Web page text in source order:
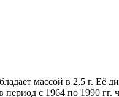
массой в 2,5 г. Её
с 1964 по 1990 гг.